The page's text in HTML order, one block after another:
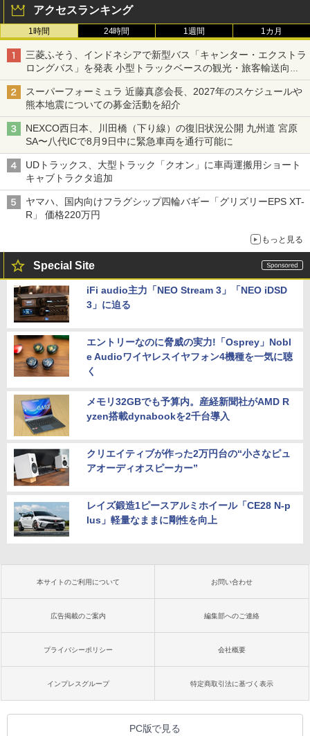
アクセスランキング
1時間 24時間 1週間 1カ月
三菱ふそう、インドネシアで新型バス「キャンター・エクストラ
ロングバス」を発表 小型トラックベースの観光・旅客輸送向け
バス
スーパーフォーミュラ 近藤真彦会長、2027年のスケジュールや
熊本地震についての募金活動を紹介
NEXCO西日本、川田橋（下り線）の復旧状況公開 九州道 宮原
SA〜八代ICで8月9日中に緊急車両を通行可能に
UDトラックス、大型トラック「クオン」に車両運搬用ショート
キャブトラクタ追加
ヤマハ、国内向けフラグシップ四輪バギー「グリズリーEPS XT-
R」 価格220万円
もっと見る
Special Site
iFi audio主力「NEO Stream 3」「NEO iDSD
3」に迫る
エントリーなのに脅威の実力!「Osprey」Nobl
e Audioワイヤレスイヤフォン4機種を一気に聴
く
メモリ32GBでも予算内。産経新聞社がAMD R
yzen搭載dynabookを2千台導入
クリエイティブが作った2万円台の“小さなピュ
アオーディオスピーカー”
レイズ鍛造1ピースアルミホイール「CE28 N-p
lus」軽量なままに剛性を向上
本サイトのご利用について お問い合わせ
広告掲載のご案内 編集部へのご連絡
プライバシーポリシー 会社概要
インプレスグループ 特定商取引法に基づく表示
PC版で見る